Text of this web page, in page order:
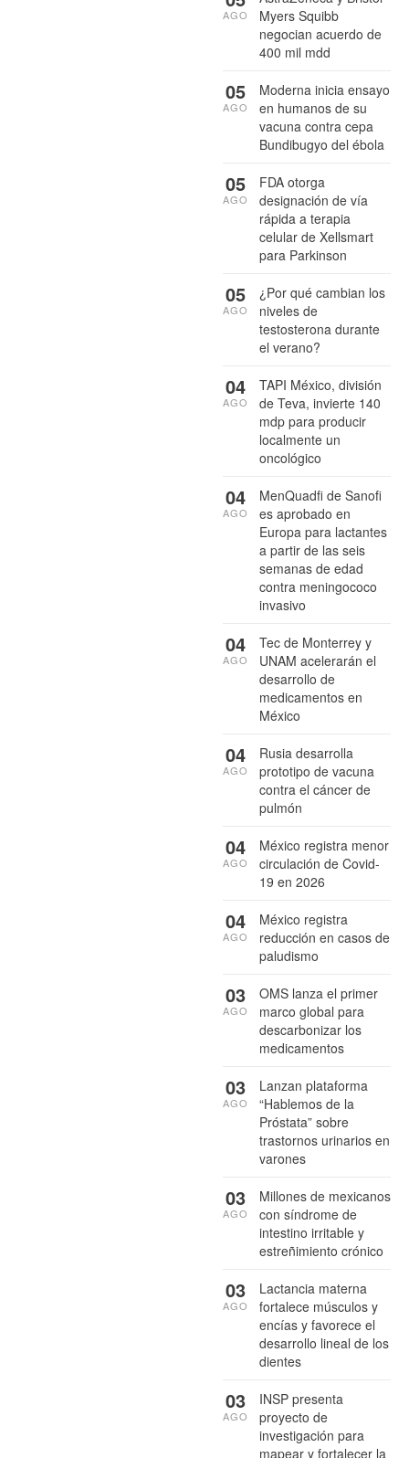
Myers Squibb
negocian acuerdo de
400 mil mdd
AGO
Moderna inicia ensayo
en humanos de su
vacuna contra cepa
Bundibugyo del ébola
05
AGO
FDA otorga
designación de vía
rápida a terapia
celular de Xellsmart
para Parkinson
05
AGO
¿Por qué cambian los
niveles de
testosterona durante
el verano?
05
AGO
TAPI México, división
de Teva, invierte 140
mdp para producir
localmente un
oncológico
04
AGO
MenQuadfi de Sanofi
es aprobado en
Europa para lactantes
a partir de las seis
semanas de edad
contra meningococo
invasivo
04
AGO
Tec de Monterrey y
UNAM acelerarán el
desarrollo de
medicamentos en
México
04
AGO
Rusia desarrolla
prototipo de vacuna
contra el cáncer de
pulmón
04
AGO
México registra menor
circulación de Covid-
19 en 2026
04
AGO
México registra
reducción en casos de
paludismo
04
AGO
OMS lanza el primer
marco global para
descarbonizar los
medicamentos
03
AGO
Lanzan plataforma
“Hablemos de la
Próstata” sobre
trastornos urinarios en
varones
03
AGO
Millones de mexicanos
con síndrome de
intestino irritable y
estreñimiento crónico
03
AGO
Lactancia materna
fortalece músculos y
encías y favorece el
desarrollo lineal de los
dientes
03
AGO
INSP presenta
proyecto de
investigación para
mapear y fortalecer la
03
AGO